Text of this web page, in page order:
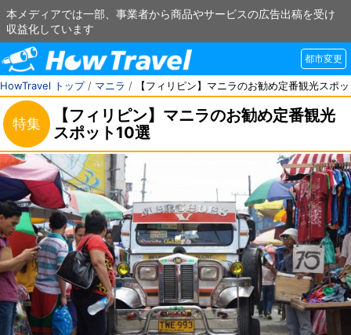
本メディアでは一部、事業者から商品やサービスの広告出稿を受け
収益化しています
都市変更
HowTravel トップ/ マニラ / 【フィリピン】マニラのお勧め定番観光スポ
特集
【フィリピン】マニラのお勧め定番観光
スポット10選